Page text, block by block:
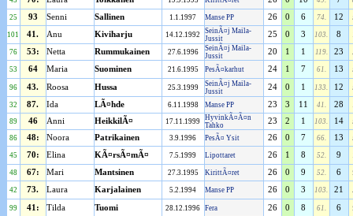
25 93 Senni Sallinen 1.1.1997 Manse PP 26 0 6 74. 12
101 41. Anu Kiviharju 14.12.1992
SeinÃ¤j Maila-
Jussit
25 0 3 103. 8
76 53: Netta Rummukainen 27.6.1996
SeinÃ¤j Maila-
Jussit
20 1 1 119. 23
53 64 Maria Suominen 21.6.1995 PesÃ¤karhut 24 1 7 61. 13
96 43. Roosa Hussa 25.3.1999
SeinÃ¤j Maila-
Jussit
24 0 1 133. 12
32 87. Ida LÃ¤hde 6.11.1998 Manse PP 23 3 11 41. 28
89 46 Anni HeikkilÃ¤ 17.11.1999 HyvinkÃ¤Ã¤n
Tahko
23 2 1 103. 14
86 48: Noora Patrikainen 3.9.1996 PesÃ¤ Ysit 26 0 7 66. 13
45 70: Elina KÃ¤rsÃ¤mÃ¤ 7.5.1999 Lipottaret 26 1 8 52. 9
48 67: Mari Mantsinen 27.3.1995 KirittÃ¤ret 26 0 9 52. 6
42 73. Laura Karjalainen 5.2.1994 Manse PP 26 0 3 103. 21
99 41: Tilda Tuomi 28.12.1996 Fera 26 0 8 61. 6